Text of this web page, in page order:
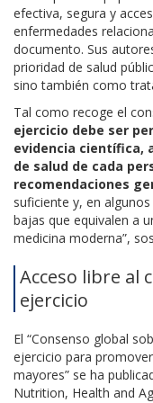
efectiva, segura y
enfermedades
documento. Sus
prioridad de salud
sino también como
Tal como recoge el
ejercicio debe ser
evidencia científica,
de salud de cada
recomendaciones
suficiente y, en
bajas que equivalen a
medicina moderna”,
Acceso libre al
ejercicio
El “Consenso global
ejercicio para
mayores” se ha
Nutrition, Health and